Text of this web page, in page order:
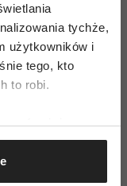
tychże,
użytkowników i
tego, kto
to robi.
również:
lokalizacji
do kilku metrów
aktywnie
wypadku
że, jak
rodziców